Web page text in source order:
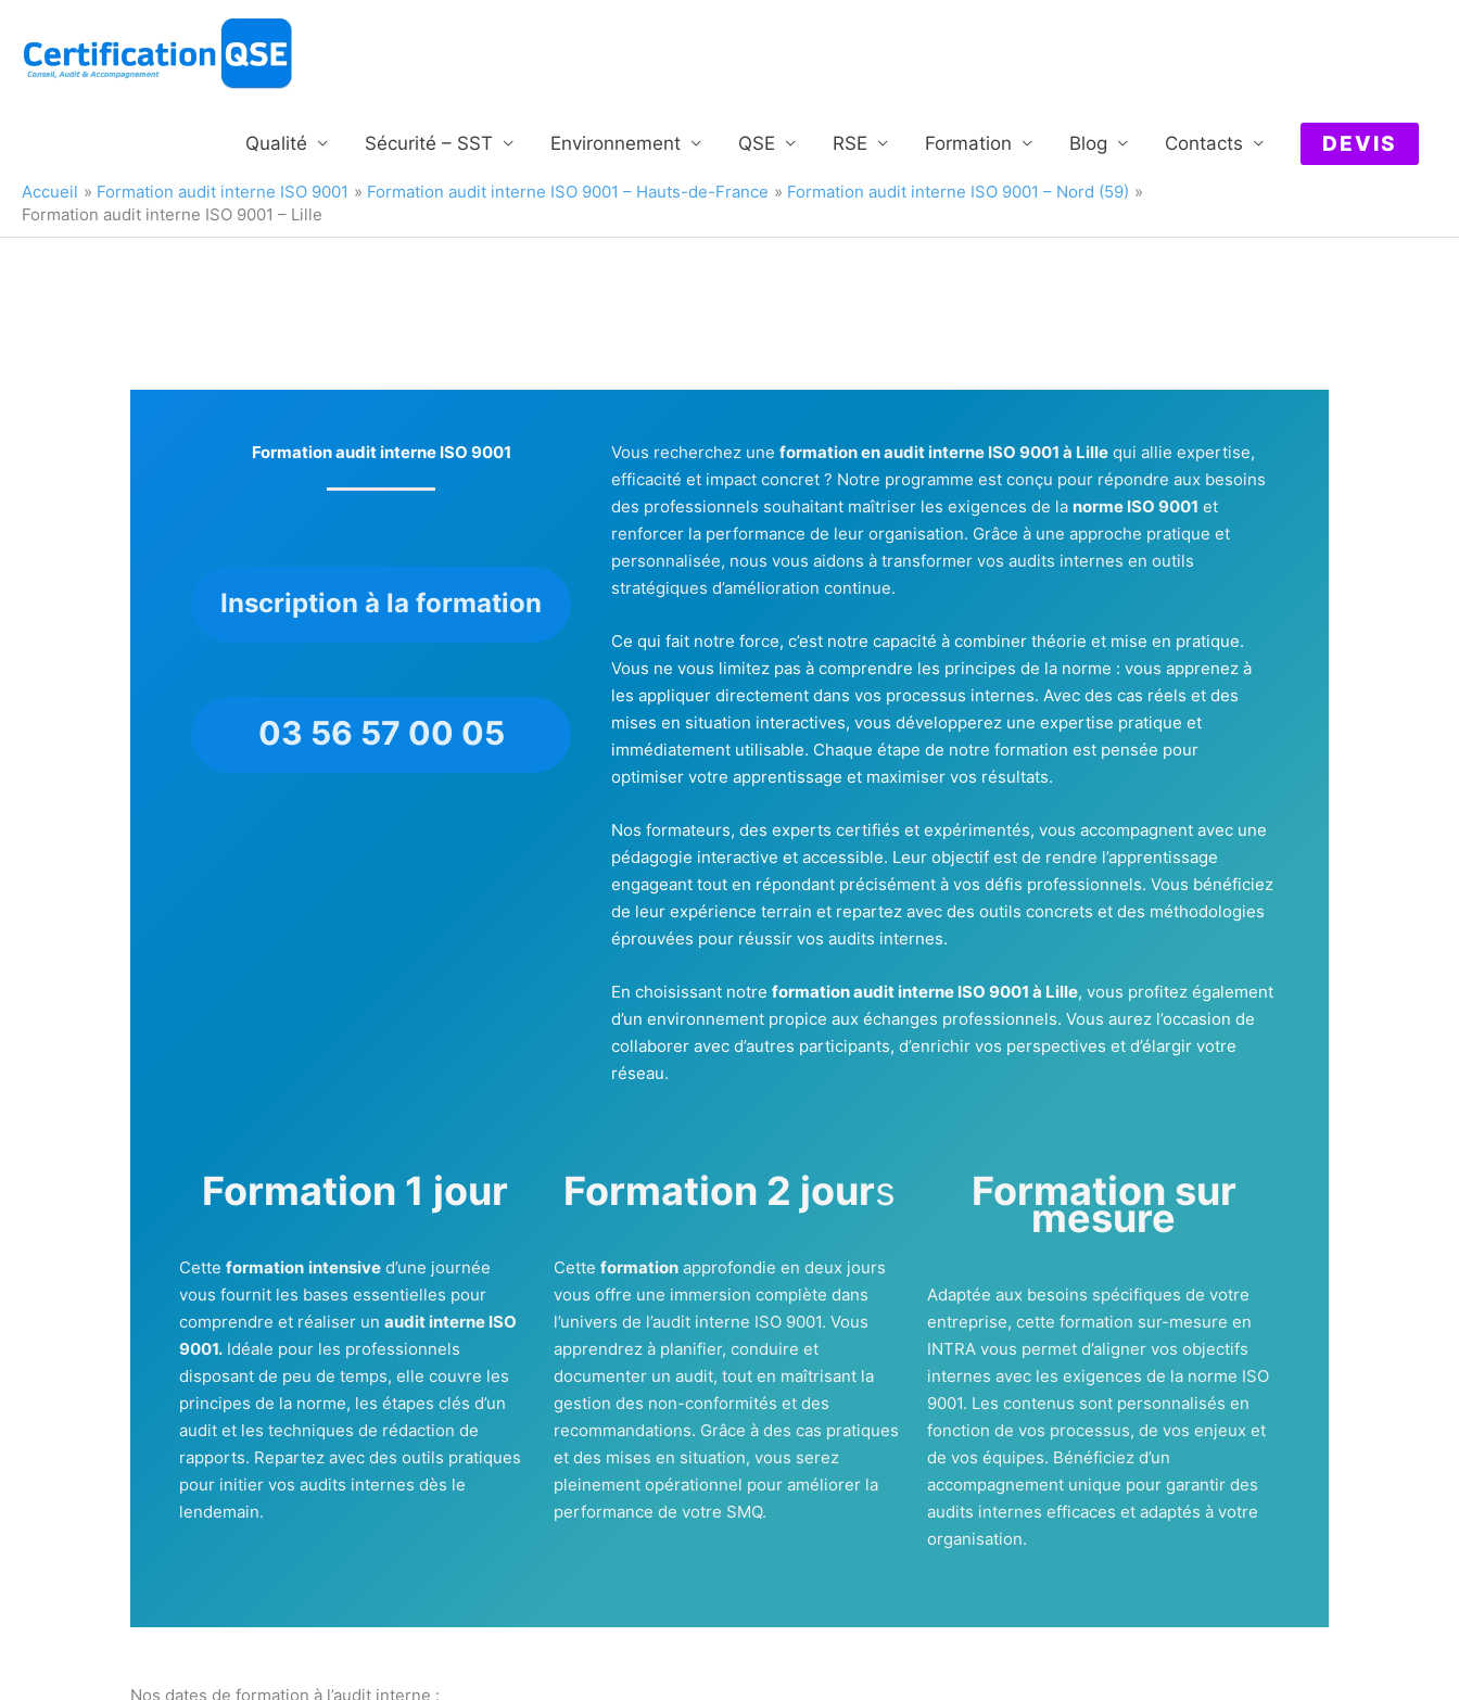
contenu
Qualité Sécurité – SST Environnement QSE RSE Formation Blog Contacts DEVIS
Accueil Formation audit interne ISO 9001 Formation audit interne ISO 9001 – Hauts-de-France
Formation audit interne ISO 9001 – Nord (59)
Formation audit interne ISO 9001 – Lille
Formation audit interne ISO 9001
Inscription à la formation
03 56 57 00 05
Vous recherchez uneformation en audit interne ISO 9001 à Lille qui allie expertise,
efficacité et impact concret ? Notre programme est conçu pour répondre aux besoins
des professionnels souhaitant maîtriser les exigences de lanorme ISO 9001 et
renforcer la performance de leur organisation. Grâce à une approche pratique et
personnalisée, nous vous aidons à transformer vos audits internes en outils
stratégiques d’amélioration continue.
Ce qui fait notre force, c’est notre capacité à combiner théorie et mise en pratique.
Vous ne vous limitez pas à comprendre les principes de la norme : vous apprenez à
les appliquer directement dans vos processus internes. Avec des cas réels et des
mises en situation interactives, vous développerez une expertise pratique et
immédiatement utilisable. Chaque étape de notre formation est pensée pour
optimiser votre apprentissage et maximiser vos résultats.
Nos formateurs, des experts certifiés et expérimentés, vous accompagnent avec une
pédagogie interactive et accessible. Leur objectif est de rendre l’apprentissage
engageant tout en répondant précisément à vos défis professionnels. Vous bénéficiez
de leur expérience terrain et repartez avec des outils concrets et des méthodologies
éprouvées pour réussir vos audits internes.
En choisissant notreformation audit interne ISO 9001 à Lille, vous profitez également
d’un environnement propice aux échanges professionnels. Vous aurez l’occasion de
collaborer avec d’autres participants, d’enrichir vos perspectives et d’élargir votre
réseau.
Formation 1 jour
Cetteformation intensive d’une journée
vous fournit les bases essentielles pour
comprendre et réaliser unaudit interne ISO
9001. Idéale pour les professionnels
disposant de peu de temps, elle couvre les
principes de la norme, les étapes clés d’un
audit et les techniques de rédaction de
rapports. Repartez avec des outils pratiques
pour initier vos audits internes dès le
lendemain.
Formation 2 jours
Cette formationapprofondie en deux jours
vous offre une immersion complète dans
l’univers de l’audit interne ISO 9001. Vous
apprendrez à planifier, conduire et
documenter un audit, tout en maîtrisant la
gestion des non-conformités et des
recommandations. Grâce à des cas pratiques
et des mises en situation, vous serez
pleinement opérationnel pour améliorer la
performance de votre SMQ.
Formation sur
mesure
Adaptée aux besoins spécifiques de votre
entreprise, cette formation sur-mesure en
INTRA vous permet d’aligner vos objectifs
internes avec les exigences de la norme ISO
9001. Les contenus sont personnalisés en
fonction de vos processus, de vos enjeux et
de vos équipes. Bénéficiez d’un
accompagnement unique pour garantir des
audits internes efficaces et adaptés à votre
organisation.
Nos dates de formation à l’audit interne :